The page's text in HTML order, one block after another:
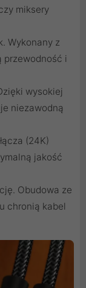
miksery
Wykonany z
przewodność i
wysokiej
niezawodną
(24K)
jakość
Obudowa ze
chronią kabel